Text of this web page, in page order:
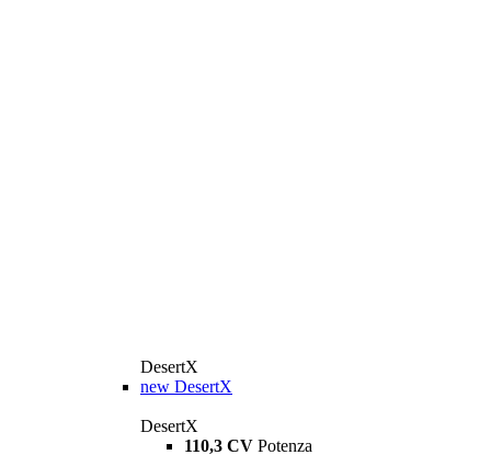
DesertX
new DesertX
DesertX
110,3 CV Potenza